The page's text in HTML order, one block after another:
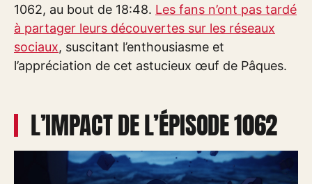
1062, au bout de 18:48. Les fans n’ont pas tardé
à partager leurs découvertes sur les réseaux
sociaux, suscitant l’enthousiasme et
l’appréciation de cet astucieux œuf de Pâques.
L’IMPACT DE L’ÉPISODE 1062